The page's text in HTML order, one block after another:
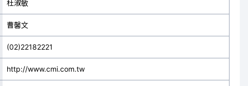
杜淑敏
曹馨文
(02)22182221
http://www.cmi.com.tw